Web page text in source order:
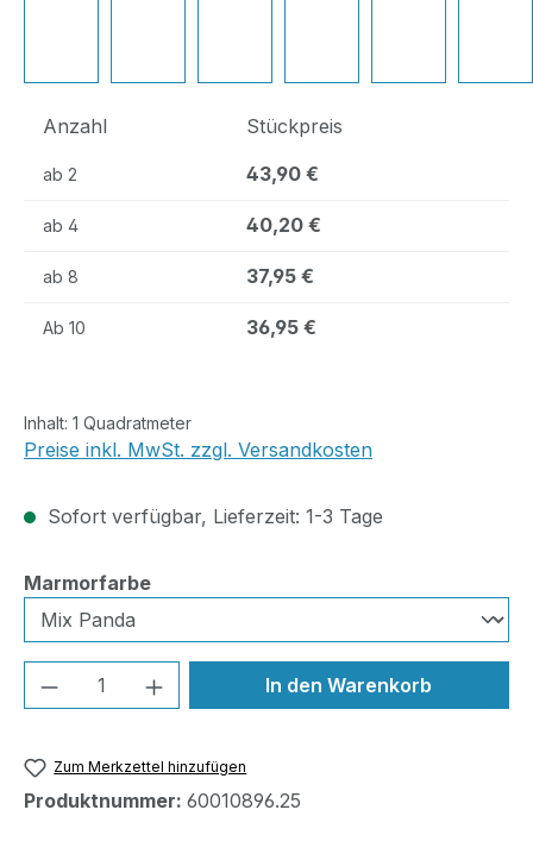
Anzahl Stückpreis
ab 2 43,90 €
ab 4 40,20 €
ab 8 37,95 €
Ab 10 36,95 €
Inhalt: 1 Quadratmeter
Preise inkl. MwSt. zzgl. Versandkosten
Sofort verfügbar, Lieferzeit: 1-3 Tage
Marmorfarbeauswählen
Produkt Anzahl: Gib denIn den Warenkorb
Zum Merkzettel hinzufügen
Produktnummer: 60010896.25